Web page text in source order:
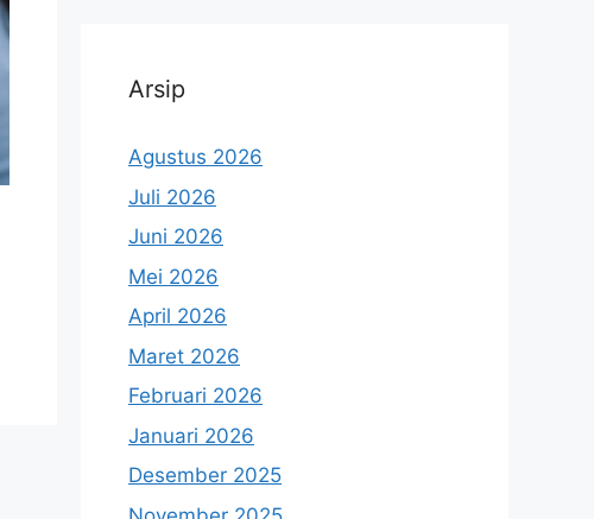
Arsip
Agustus 2026
Juli 2026
Juni 2026
Mei 2026
April 2026
Maret 2026
Februari 2026
Januari 2026
Desember 2025